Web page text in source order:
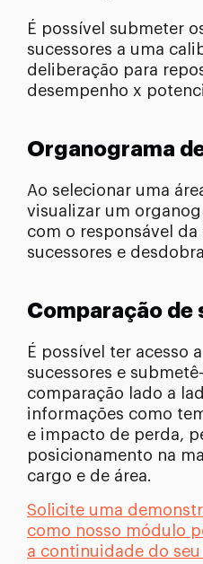
É possível submeter
sucessores a uma
deliberação para
desempenho x
Organograma
Ao selecionar uma
visualizar um
com o responsável da
sucessores e
Comparação de
É possível ter acesso
sucessores e
comparação lado a
informações como
e impacto de perda,
posicionamento na
cargo e de área.
Solicite uma
como nosso módulo
a continuidade do